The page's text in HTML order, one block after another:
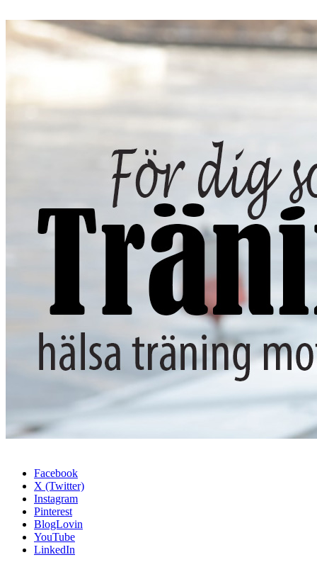
Facebook
X (Twitter)
Instagram
Pinterest
BlogLovin
YouTube
LinkedIn